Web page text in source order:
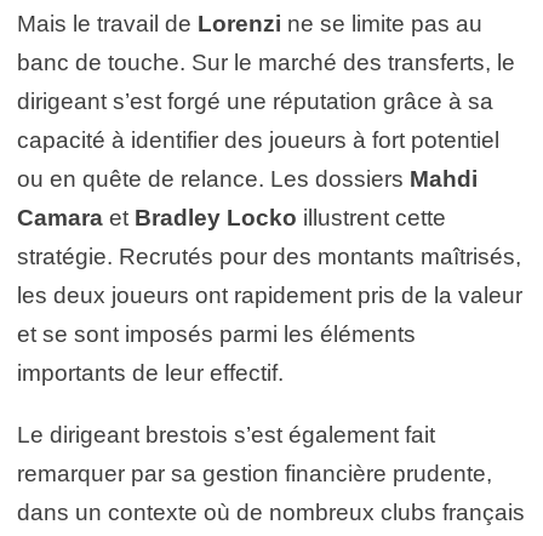
Mais le travail de Lorenzi ne se limite pas au
banc de touche. Sur le marché des transferts, le
dirigeant s’est forgé une réputation grâce à sa
capacité à identifier des joueurs à fort potentiel
ou en quête de relance. Les dossiers Mahdi
Camara et Bradley Locko illustrent cette
stratégie. Recrutés pour des montants maîtrisés,
les deux joueurs ont rapidement pris de la valeur
et se sont imposés parmi les éléments
importants de leur effectif.
Le dirigeant brestois s’est également fait
remarquer par sa gestion financière prudente,
dans un contexte où de nombreux clubs français